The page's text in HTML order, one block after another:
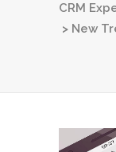
CRM
> New